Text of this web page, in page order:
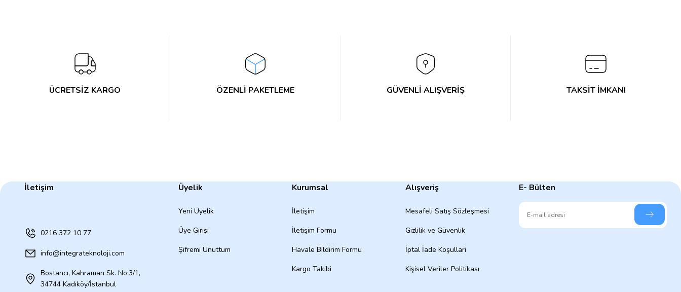
ÜCRETSİZ KARGO ÖZENLİ PAKETLEME GÜVENLİ ALIŞVERİŞ TAKSİT İMKANI
İletişim
0216 372 10 77
info@integrateknoloji.com
Bostancı, Kahraman Sk. No:3/1,
34744 Kadıköy/İstanbul
Üyelik
Yeni Üyelik
Üye Girişi
Şifremi Unuttum
Kurumsal
İletişim
İletişim Formu
Havale Bildirim Formu
Kargo Takibi
Alışveriş
Mesafeli Satış Sözleşmesi
Gizlilik ve Güvenlik
İptal İade Koşullari
Kişisel Veriler Politikası
E- Bülten